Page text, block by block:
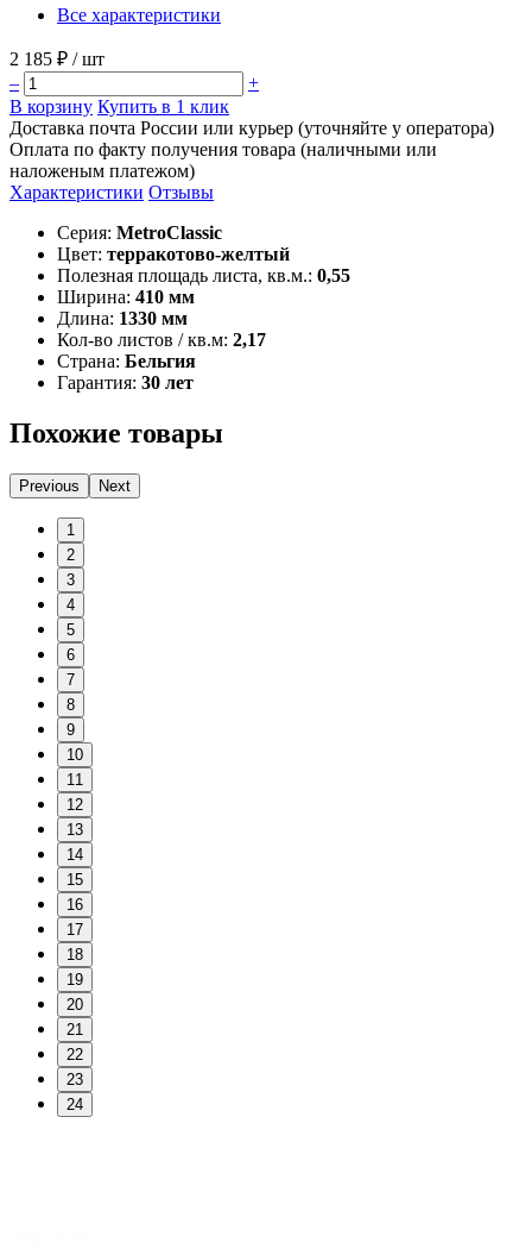
Все характеристики
2 185 ₽ / шт
–
+
В корзину Купить в 1 клик
Доставка почта России или курьер (уточняйте у оператора)
Оплата по факту получения товара (наличными или
наложеным платежом)
Характеристики Отзывы
Серия: MetroClassic
Цвет: терракотово-желтый
Полезная площадь листа, кв.м.: 0,55
Ширина: 410 мм
Длина: 1330 мм
Кол-во листов / кв.м: 2,17
Страна: Бельгия
Гарантия: 30 лет
Похожие товары
Previous Next
1
2
3
4
5
6
7
8
9
10
11
12
13
14
15
16
17
18
19
20
21
22
23
24